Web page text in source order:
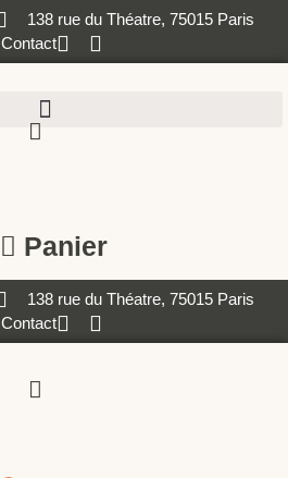
138 rue du Théatre, 75015 Paris
Contact
Panier
138 rue du Théatre, 75015 Paris
Contact